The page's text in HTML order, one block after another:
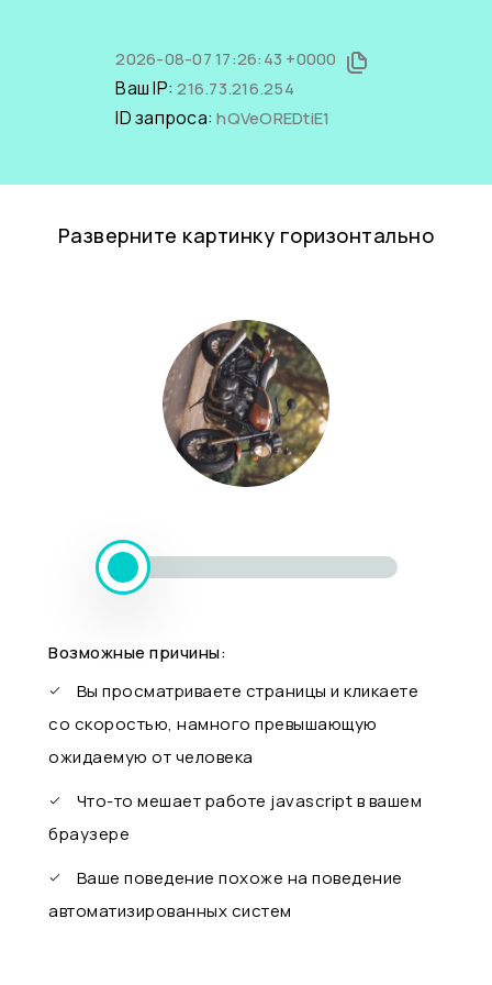
2026-08-07 17:26:43 +0000
Ваш IP:216.73.216.254
ID запроса:hQVeOREDtiE1
Разверните картинку горизонтально
Возможные причины:
Вы просматриваете страницы и кликаете
со скоростью, намного превышающую
ожидаемую от человека
Что-то мешает работе javascript в вашем
браузере
Ваше поведение похоже на поведение
автоматизированных систем